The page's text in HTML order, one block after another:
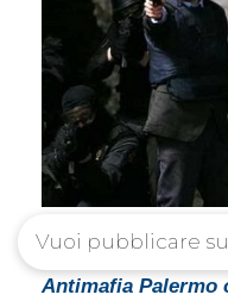
Laquarta puntata
Antimafia Palermo
Vuoi pubblicare